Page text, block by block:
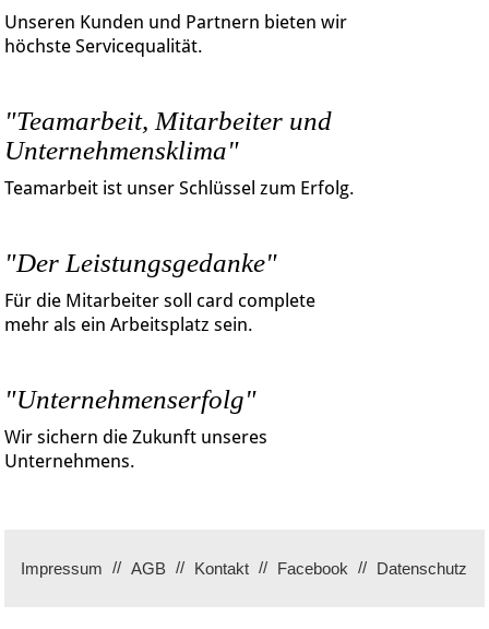
Unseren Kunden und Partnern bieten wir
höchste Servicequalität.
"Teamarbeit, Mitarbeiter und
Unternehmensklima"
Teamarbeit ist unser Schlüssel zum Erfolg.
"Der Leistungsgedanke"
Für die Mitarbeiter soll card complete
mehr als ein Arbeitsplatz sein.
"Unternehmenserfolg"
Wir sichern die Zukunft unseres
Unternehmens.
Impressum AGB Kontakt Facebook Datenschutz